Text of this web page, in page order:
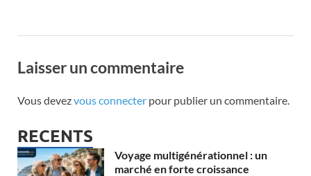
Laisser un commentaire
Vous devezvous connecter pour publier un commentaire.
RECENTS
Voyage multigénérationnel : un
marché en forte croissance